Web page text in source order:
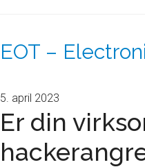
EOT –
5. april 2023
Er din